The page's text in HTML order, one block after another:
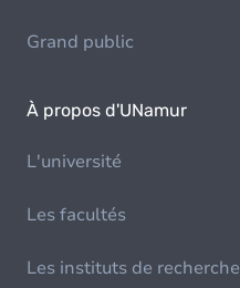
Grand public
À propos d'UNamur
L'université
Les facultés
Les instituts de recherche